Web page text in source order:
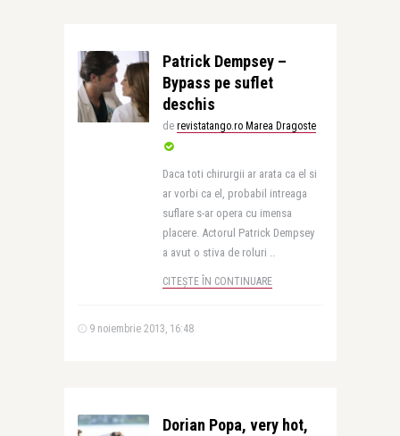
Patrick Dempsey –
Bypass pe suflet
deschis
de revistatango.ro Marea Dragoste
Daca toti chirurgii ar arata ca el si
ar vorbi ca el, probabil intreaga
suflare s-ar opera cu imensa
placere. Actorul Patrick Dempsey
a avut o stiva de roluri ..
CITEȘTE ÎN CONTINUARE
9 noiembrie 2013, 16:48
Dorian Popa, very hot,